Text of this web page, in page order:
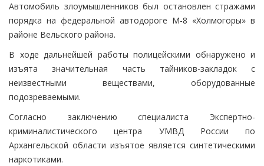
Автомобиль злоумышленников был остановлен стражами
порядка на федеральной автодороге М-8 «Холмогоры» в
районе Вельского района.
В ходе дальнейшей работы полицейскими обнаружено и
изъята значительная часть тайников-закладок с
неизвестными веществами, оборудованные
подозреваемыми.
Согласно заключению специалиста Экспертно-
криминалистического центра УМВД России по
Архангельской области изъятое является синтетическими
наркотиками.